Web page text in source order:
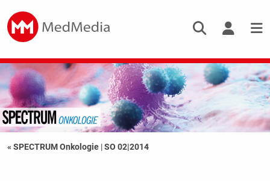
« SPECTRUM Onkologie |SO 02|2014